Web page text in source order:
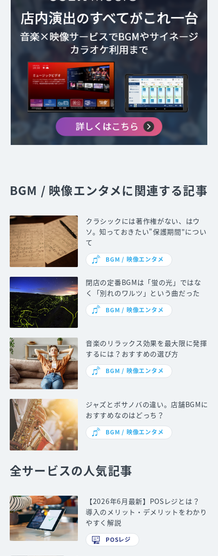
BGM / 映像エンタメに関連する記事
クラシックには著作権がない、はウ
ソ。知っておきたい"保護期間"につい
て
BGM / 映像エンタメ
閉店の定番BGMは「蛍の光」ではな
く「別れのワルツ」という曲だった
BGM / 映像エンタメ
音楽のリラックス効果を最大限に発揮
するには？おすすめの選び方
BGM / 映像エンタメ
ジャズとボサノバの違い。店舗BGMに
おすすめなのはどっち？
BGM / 映像エンタメ
全サービスの人気記事
【2026年6月最新】POSレジとは？
導入のメリット・デメリットをわかり
やすく解説
POSレジ